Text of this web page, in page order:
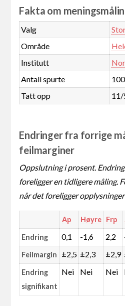
Fakta om
Valg
Område
Institutt
Antall spurte
Tatt opp
11/
Endringer fra forrige
feilmarginer
Oppslutning i prosent.
foreligger en tidligere måling.
når det foreligger
Ap Høyre Frp
Endring 0,1 -1,6 2,2
Feilmargin ±2,5 ±2,3 ±2,9
Endring
signifikant
Nei Nei Nei